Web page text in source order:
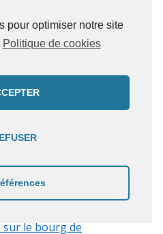
pour optimiser notre site
Politique de cookies
de Laurent
pète
toucher le ciel
& Hekla d'Islande
sur le bourg de